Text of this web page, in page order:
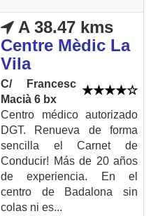
A 38.47 kms
Centre Mèdic La
Vila
C/ Francesc
Macià 6 bx
Centro médico autorizado
DGT. Renueva de forma
sencilla el Carnet de
Conducir! Más de 20 años
de experiencia. En el
centro de Badalona sin
colas ni es...